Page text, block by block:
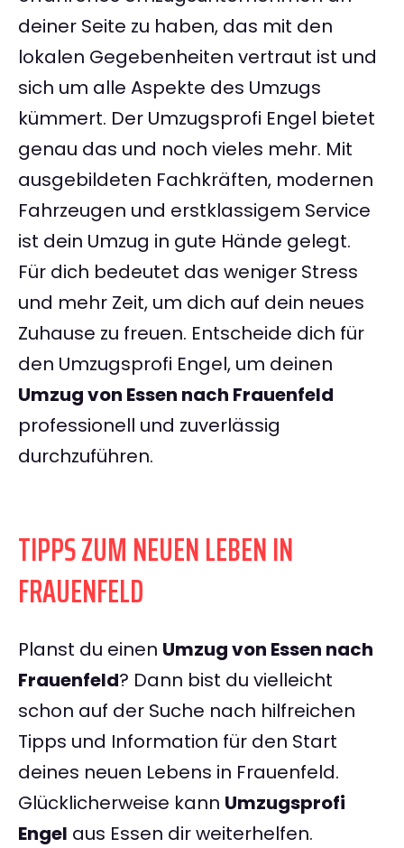
deiner Seite zu haben, das mit den
lokalen Gegebenheiten vertraut ist und
sich um alle Aspekte des Umzugs
kümmert. Der Umzugsprofi Engel bietet
genau das und noch vieles mehr. Mit
ausgebildeten Fachkräften, modernen
Fahrzeugen und erstklassigem Service
ist dein Umzug in gute Hände gelegt.
Für dich bedeutet das weniger Stress
und mehr Zeit, um dich auf dein neues
Zuhause zu freuen. Entscheide dich für
den Umzugsprofi Engel, um deinen
Umzug von Essen nach Frauenfeld
professionell und zuverlässig
durchzuführen.
TIPPS ZUM NEUEN LEBEN IN
FRAUENFELD
Planst du einen Umzug von Essen nach
Frauenfeld? Dann bist du vielleicht
schon auf der Suche nach hilfreichen
Tipps und Information für den Start
deines neuen Lebens in Frauenfeld.
Glücklicherweise kann Umzugsprofi
Engel aus Essen dir weiterhelfen.